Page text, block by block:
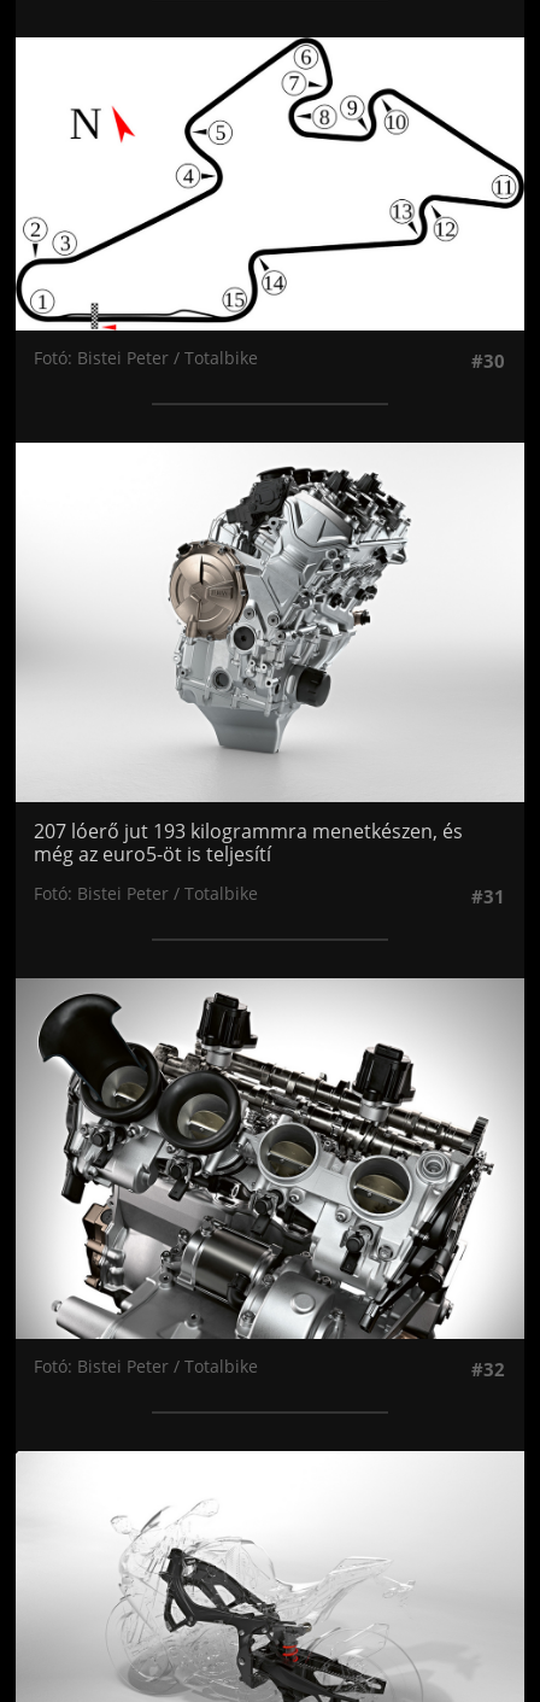
Jön még kép!
Fotó: Bistei Peter / Totalbike #30
Jön még kép!
207 lóerő jut 193 kilogrammra menetkészen, és
még az euro5-öt is teljesítí
Fotó: Bistei Peter / Totalbike #31
Jön még kép!
Fotó: Bistei Peter / Totalbike #32